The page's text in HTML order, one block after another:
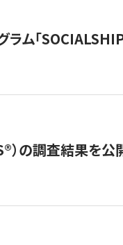
ム「
）の調査結果を公